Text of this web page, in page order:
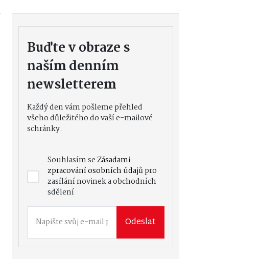
Buďte v obraze s
naším denním
newsletterem
Každý den vám pošleme přehled
všeho důležitého do vaší e-mailové
schránky.
Souhlasím seZásadami
zpracování osobních údajůpro
zasílání novinek a obchodních
sdělení
Odeslat